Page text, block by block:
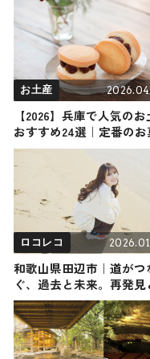
お土産
【2026】兵庫で人気の
おすすめ24選｜定番のお
からおしゃれなお土産・
まき用・女性向けまで幅
ロコレコ
和歌山県田辺市｜道がつ
ぐ、過去と未来。再発見
発見の待つ街へ